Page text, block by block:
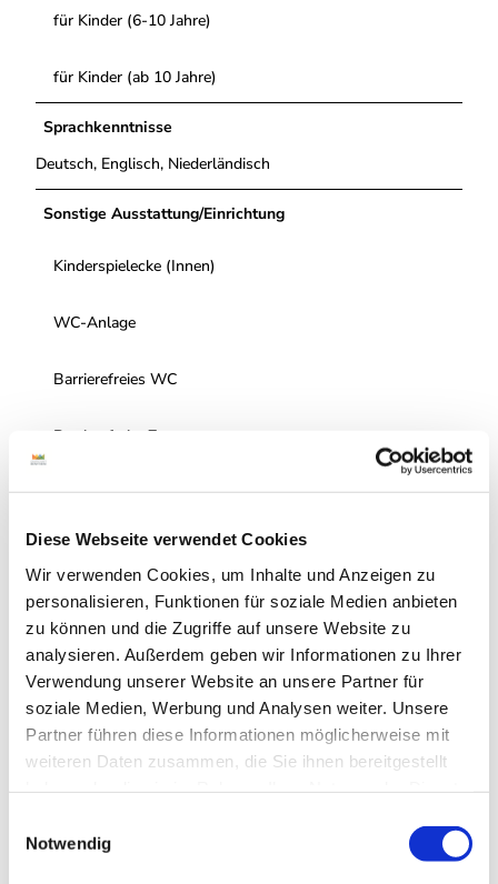
Diese Webseite verwendet Cookies
Wir verwenden Cookies, um Inhalte und Anzeigen zu
personalisieren, Funktionen für soziale Medien anbieten
zu können und die Zugriffe auf unsere Website zu
analysieren. Außerdem geben wir Informationen zu Ihrer
Verwendung unserer Website an unsere Partner für
soziale Medien, Werbung und Analysen weiter. Unsere
Partner führen diese Informationen möglicherweise mit
weiteren Daten zusammen, die Sie ihnen bereitgestellt
Notwendig
für Kinder (6-10 Jahre)
für Kinder (ab 10 Jahre)
Sprachkenntnisse
Deutsch, Englisch, Niederländisch
Sonstige Ausstattung/Einrichtung
Kinderspielecke (Innen)
WC-Anlage
Barrierefreies WC
Barrierefreier Zugang
Zertifizierung und Gütesiegel - Sonstige
i-Marke
Social Media
Facebook
Instagram
YouTube
Touristinformation Bad Bentheim